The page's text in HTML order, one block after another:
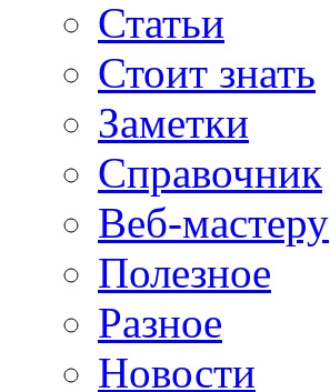
Статьи
Стоит знать
Заметки
Справочник
Веб-мастеру
Полезное
Разное
Новости